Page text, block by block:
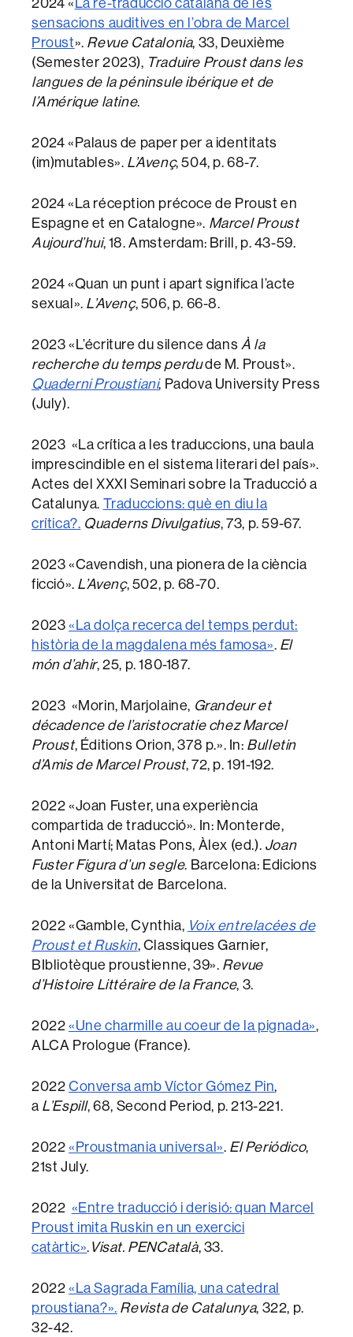
sensacions auditives en l’obra de Marcel
Proust». Revue Catalonia, 33, Deuxième
(Semester 2023), Traduire Proust dans les
langues de la péninsule ibérique et de
l’Amérique latine.
2024 «Palaus de paper per a identitats
(im)mutables». L’Avenç, 504, p. 68-7.
2024 «La réception précoce de Proust en
Espagne et en Catalogne». Marcel Proust
Aujourd’hui, 18. Amsterdam: Brill, p. 43-59.
2024 «Quan un punt i apart significa l’acte
sexual». L’Avenç, 506, p. 66-8.
2023 «L’écriture du silence dansÀ la
recherche du temps perdude M. Proust».
Quaderni Proustiani, Padova University Press
(July).
2023 «La crítica a les traduccions, una baula
imprescindible en el sistema literari del país».
Actes del XXXI Seminari sobre la Traducció a
Catalunya. Traduccions: què en diu la
crítica?. Quaderns Divulgatius, 73, p. 59-67.
2023 «Cavendish, una pionera de la ciència
ficció». L’Avenç, 502, p. 68-70.
2023«La dolça recerca del temps perdut:
història de la magdalena més famosa». El
món d’ahir, 25, p. 180-187.
2023 «Morin, Marjolaine, Grandeur et
décadence de l’aristocratie chez Marcel
Proust, Éditions Orion, 378 p.». In: Bulletin
d’Amis de Marcel Proust, 72, p. 191-192.
2022 «Joan Fuster, una experiència
compartida de traducció». In: Monterde,
Antoni Martí; Matas Pons, Àlex (ed.). Joan
Fuster Figura d’un segle. Barcelona: Edicions
de la Universitat de Barcelona.
2022 «Gamble, Cynthia, Voix entrelacées de
Proust et Ruskin, Classiques Garnier,
BIbliotèque proustienne, 39». Revue
d’Histoire Littéraire de la France, 3.
2022«Une charmille au coeur de la pignada»,
ALCA Prologue (France).
2022Conversa amb Víctor Gómez Pin,
a L’Espill, 68, Second Period, p. 213-221.
2022«Proustmania universal». El Periódico,
21st July.
2022 «Entre traducció i derisió: quan Marcel
Proust imita Ruskin en un exercici
catàrtic».Visat. PENCatalà, 33.
2022«La Sagrada Família, una catedral
proustiana?». Revista de Catalunya, 322, p.
32-42.